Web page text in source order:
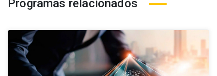
Programas relacionados